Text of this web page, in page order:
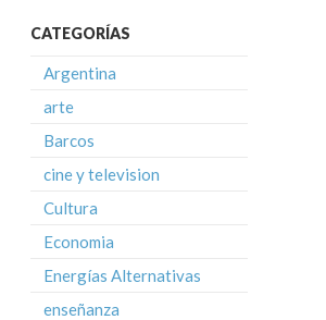
CATEGORÍAS
Argentina
arte
Barcos
cine y television
Cultura
Economia
Energías Alternativas
enseñanza